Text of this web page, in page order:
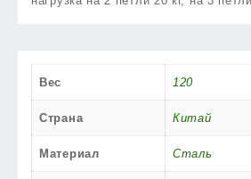
Вес 120
Страна Китай
Материал Сталь